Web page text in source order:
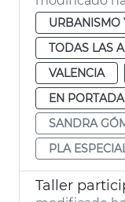
URBANISMO
TODAS LAS
VALENCIA
EN
SANDRA
PLA
Taller